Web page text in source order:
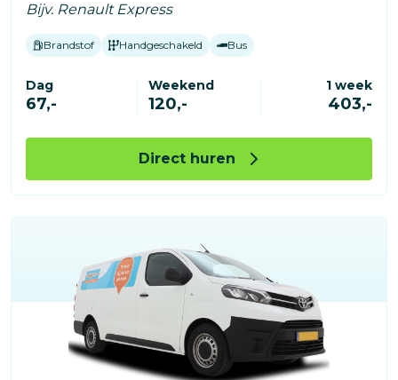
Bijv. Renault Express
Brandstof Handgeschakeld Bus
Dag
67,-
Weekend
120,-
1 week
403,-
Direct huren